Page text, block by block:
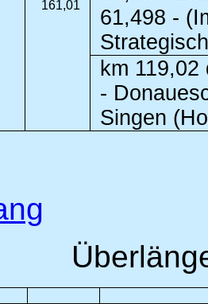
161,01
61,498 -
km
-
Singen